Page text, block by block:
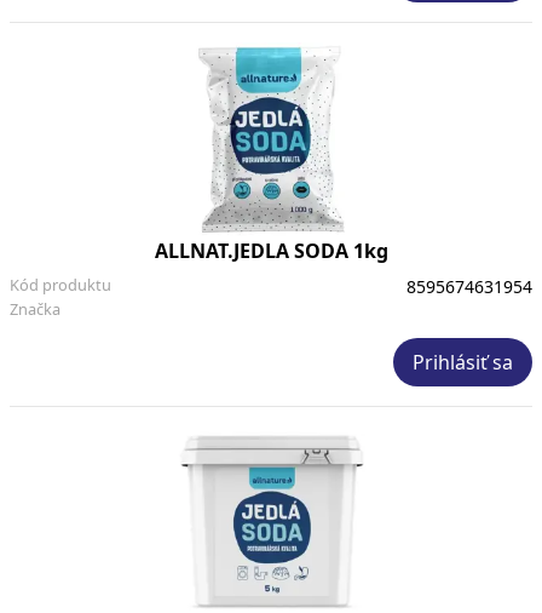
ALLNAT.JEDLA SODA 1kg
Značka
Kód produktu 8595674631954
Prihlásiť sa